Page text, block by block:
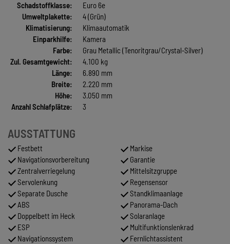
Schadstoffklasse:
Euro 6e
Umweltplakette:
4 (Grün)
Klimatisierung:
Klimaautomatik
Einparkhilfe:
Kamera
Farbe:
Grau Metallic (Tenoritgrau/Crystal-Silver)
Zul. Gesamtgewicht:
4.100 kg
Länge:
6.890 mm
Breite:
2.220 mm
Höhe:
3.050 mm
Anzahl Schlafplätze:
3
AUSSTATTUNG
Festbett
Navigationsvorbereitung
Zentralverriegelung
Servolenkung
Separate Dusche
ABS
Doppelbett im Heck
ESP
Navigationssystem
Markise
Garantie
Mittelsitzgruppe
Regensensor
Standklimaanlage
Panorama-Dach
Solaranlage
Multifunktionslenkrad
Fernlichtassistent